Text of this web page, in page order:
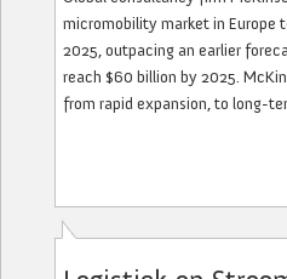
micromobility market in Europe
2025, outpacing an earlier
reach $60 billion by 2025.
from rapid expansion, to long-